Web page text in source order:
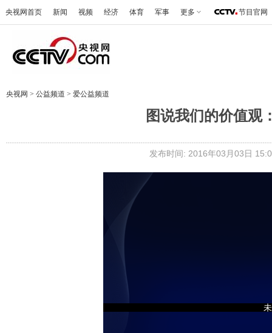
央视网首页 新闻 视频 经济 体育 军事 更多 节目官网
央视网 > 公益频道 > 爱公益频道
图说我们的价值观
发布时间: 2016年03月03日